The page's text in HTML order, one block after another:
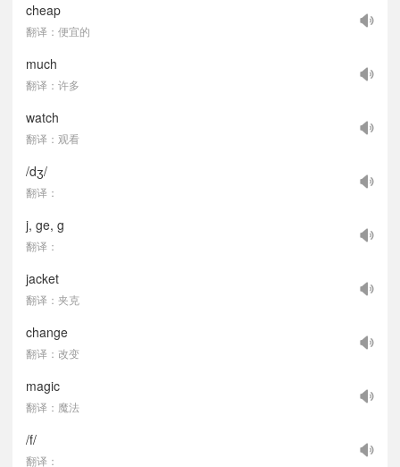
cheap
翻译：便宜的
much
翻译：许多
watch
翻译：观看
/dʒ/
翻译：
j, ge, g
翻译：
jacket
翻译：夹克
change
翻译：改变
magic
翻译：魔法
/f/
翻译：